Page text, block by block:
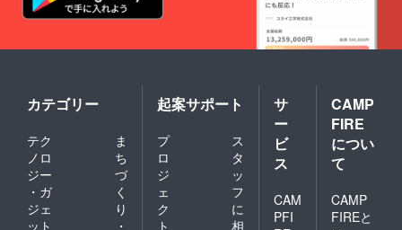
カテゴリー
テク
ノロ
ジー
・ガ
ジェ
ット
ま
ち
づ
く
り
・
起案サポート
プ
ロ
ジ
ェ
ク
ト
ス
タ
ッ
フ
に
相
サ
ー
ビ
ス
CAM
PFI
CAMP
FIRE
につい
て
CAMP
FIREと